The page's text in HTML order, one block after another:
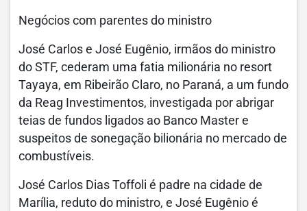
Negócios com parentes do ministro
José Carlos e José Eugênio, irmãos do ministro
do STF, cederam uma fatia milionária no resort
Tayaya, em Ribeirão Claro, no Paraná, a um fundo
da Reag Investimentos, investigada por abrigar
teias de fundos ligados ao Banco Master e
suspeitos de sonegação bilionária no mercado de
combustíveis.
José Carlos Dias Toffoli é padre na cidade de
Marília, reduto do ministro, e José Eugênio é